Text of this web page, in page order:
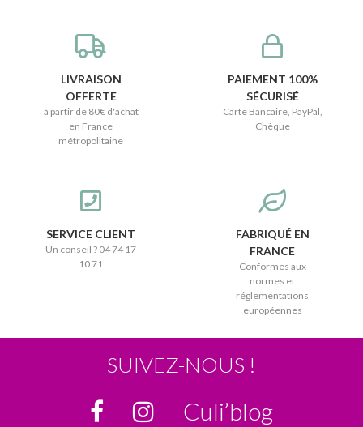
LIVRAISON
OFFERTE
à partir de 80€ d'achat
en France
métropolitaine
PAIEMENT 100%
SÉCURISÉ
Carte Bancaire, PayPal,
Chèque
SERVICE CLIENT
Un conseil ? 04 74 17
10 71
FABRIQUÉ EN
FRANCE
Conformes aux
normes et
réglementations
européennes
SUIVEZ-NOUS !
Culi’blog